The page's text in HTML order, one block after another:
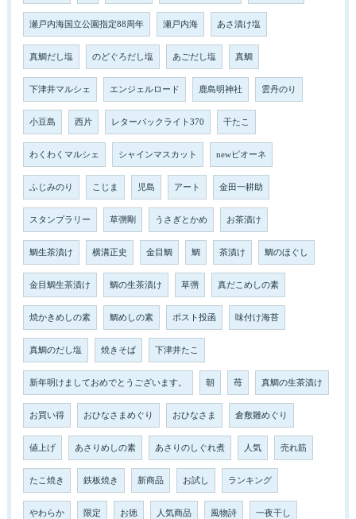
瀬戸内海国立公園指定88周年 瀬戸内海 あさ漬け塩
真鯛だし塩 のどぐろだし塩 あごだし塩 真鯛
下津井マルシェ エンジェルロード 鹿島明神社 雲丹のり
小豆島 西片 レターパックライト370 干たこ
わくわくマルシェ シャインマスカット newピオーネ
ふじみのり こじま 児島 アート 金田一耕助
スタンプラリー 草彅剛 うさぎとかめ お茶漬け
鯛生茶漬け 横溝正史 金目鯛 鯛 茶漬け 鯛のほぐし
金目鯛生茶漬け 鯛の生茶漬け 草彅 真だこめしの素
焼かきめしの素 鯛めしの素 ポスト投函 味付け海苔
真鯛のだし塩 焼きそば 下津井たこ
新年明けましておめでとうございます。 朝 苺 真鯛の生茶漬け
お買い得 おひなさまめぐり おひなさま 倉敷雛めぐり
値上げ あさりめしの素 あさりのしぐれ煮 人気 売れ筋
たこ焼き 鉄板焼き 新商品 お試し ランキング
やわらか 限定 お徳 人気商品 風物詩 一夜干し